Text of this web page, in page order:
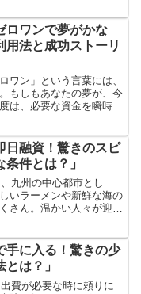
ロワンで夢がかな
用法と成功ストーリ
ワン」という言葉には、
もしもあなたの夢が、今
は、必要な資金を瞬時に
日融資！驚きのスピ
件とは？」
九州の中心都市とし
いラーメンや新鮮な海の
さん。温かい人々が迎え
手に入る！驚きの少
は？」
費が必要な時に頼りに